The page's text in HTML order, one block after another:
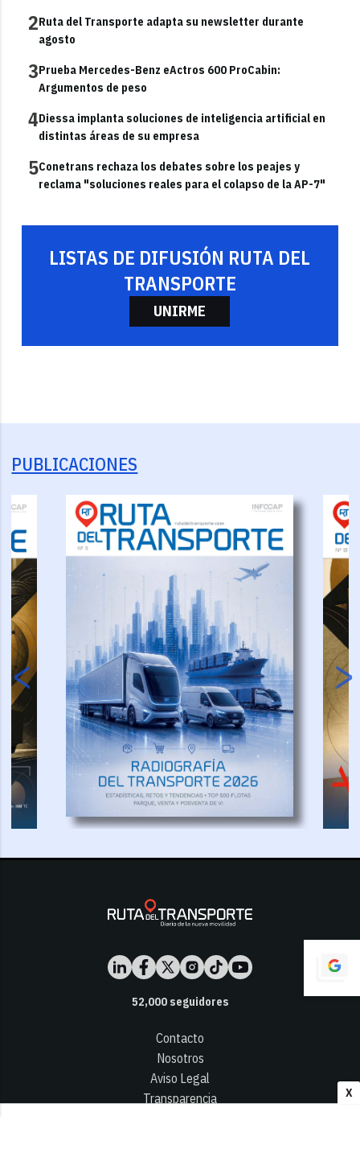
X
2Ruta del Transporte adapta su newsletter durante
agosto
3Prueba Mercedes-Benz eActros 600 ProCabin:
Argumentos de peso
4Diessa implanta soluciones de inteligencia artificial en
distintas áreas de su empresa
5Conetrans rechaza los debates sobre los peajes y
reclama "soluciones reales para el colapso de la AP-7"
LISTAS DE DIFUSIÓN RUTA DEL
TRANSPORTE
UNIRME
PUBLICACIONES
52,000seguidores
Contacto
Nosotros
Aviso Legal
Transparencia